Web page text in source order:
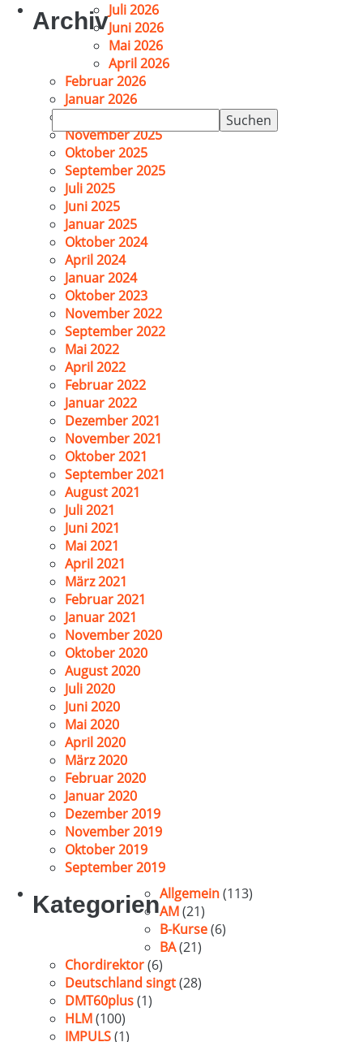
Suchen
nach:
ArchivJuli 2026
Juni 2026
Mai 2026
April 2026
Februar 2026
Januar 2026
November 2025
Oktober 2025
September 2025
Juli 2025
Juni 2025
Januar 2025
Oktober 2024
April 2024
Januar 2024
Oktober 2023
November 2022
September 2022
Mai 2022
April 2022
Februar 2022
Januar 2022
Dezember 2021
November 2021
Oktober 2021
September 2021
August 2021
Juli 2021
Juni 2021
Mai 2021
April 2021
März 2021
Februar 2021
Januar 2021
November 2020
Oktober 2020
August 2020
Juli 2020
Juni 2020
Mai 2020
April 2020
März 2020
Februar 2020
Januar 2020
Dezember 2019
November 2019
Oktober 2019
September 2019
KategorienAllgemein(113)
AM(21)
B-Kurse(6)
BA(21)
Chordirektor(6)
Deutschland singt(28)
DMT60plus(1)
HLM(100)
IMPULS(1)